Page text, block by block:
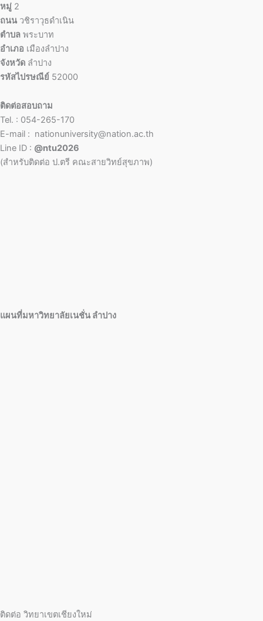
หมู่ 2
ถนน วชิราวุธดำเนิน
ตำบล พระบาท
อำเภอ เมืองลำปาง
จังหวัด ลำปาง
รหัสไปรษณีย์ 52000
ติดต่อสอบถาม
Tel. : 054-265-170
E-mail : nationuniversity@nation.ac.th
Line ID : @ntu2026
(สำหรับติดต่อ ป.ตรี คณะสายวิทย์สุขภาพ)
แผนที่มหาวิทยาลัยเนชั่น ลำปาง
ติดต่อ วิทยาเขตเชียงใหม่